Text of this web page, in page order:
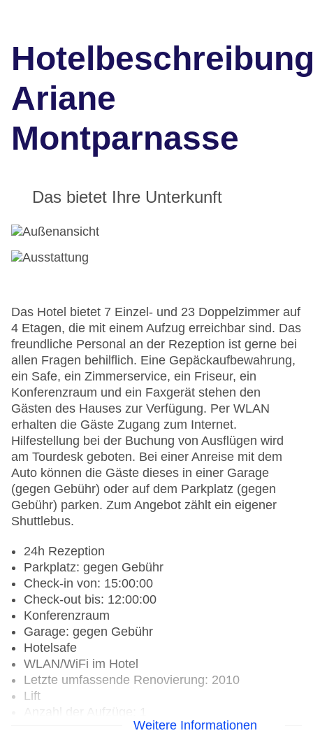
Ariane
Montparnasse
Das bietet Ihre Unterkunft
Das Hotel bietet 7 Einzel- und 23 Doppelzimmer auf
4 Etagen, die mit einem Aufzug erreichbar sind. Das
freundliche Personal an der Rezeption ist gerne bei
allen Fragen behilflich. Eine Gepäckaufbewahrung,
ein Safe, ein Zimmerservice, ein Friseur, ein
Konferenzraum und ein Faxgerät stehen den
Gästen des Hauses zur Verfügung. Per WLAN
erhalten die Gäste Zugang zum Internet.
Hilfestellung bei der Buchung von Ausflügen wird
am Tourdesk geboten. Bei einer Anreise mit dem
Auto können die Gäste dieses in einer Garage
(gegen Gebühr) oder auf dem Parkplatz (gegen
Gebühr) parken. Zum Angebot zählt ein eigener
Shuttlebus.
24h Rezeption
Parkplatz: gegen Gebühr
Check-in von: 15:00:00
Check-out bis: 12:00:00
Konferenzraum
Garage: gegen Gebühr
Hotelsafe
WLAN/WiFi im Hotel
Letzte umfassende Renovierung: 2010
Lift
Anzahl der Aufzüge: 1
Weitere Informationen